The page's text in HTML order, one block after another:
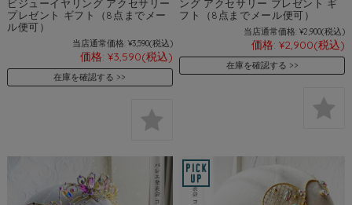
ビジューイヤリング アクセサリー
プレゼント ギフト（8点までメー
ル便可）
当店通常価格: ¥3,590(税込)
価格: ¥3,590(税込)
在庫を確認する
ング アクセサリー プレゼント ギ
フト（8点までメール便可）
当店通常価格: ¥2,900(税込)
価格: ¥2,900(税込)
在庫を確認する